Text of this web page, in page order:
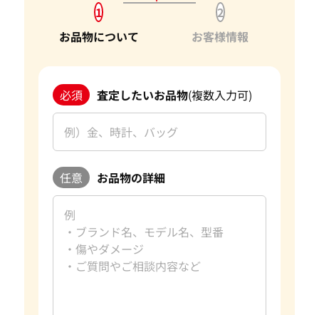
1
お品物について
2
お客様情報
必須 査定したいお品物(複数入力可)
任意 お品物の詳細